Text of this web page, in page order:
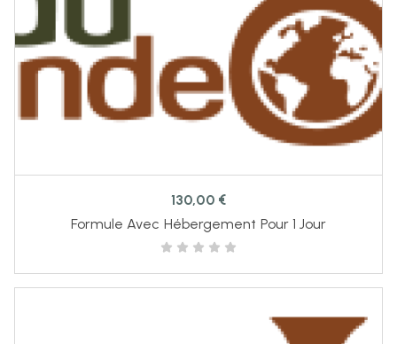
130,00 €
Formule Avec Hébergement Pour 1 Jour